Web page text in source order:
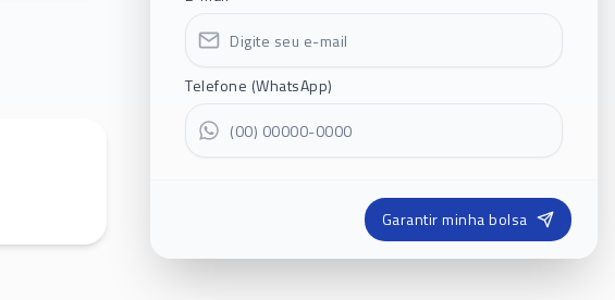
Telefone (WhatsApp)
Garantir minha bolsa